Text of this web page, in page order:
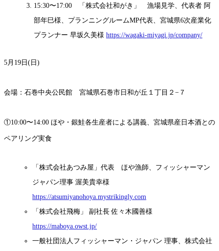
15:30〜17:00 「株式会社和がき」 漁場見学、代表者 阿
部年巳様、プランニングルームMP代表、宮城県6次産業化
プランナー 早坂久美様 https://wagaki-miyagi.jp/company/
5月19日(日)
会場：石巻中央公民館 宮城県石巻市日和が丘１丁目２−７
①10:00〜14:00 ほや・銀鮭各生産者による講義、宮城県産日本酒との
ペアリング実食
「株式会社あつみ屋」代表 ほや漁師、フィッシャーマン
ジャパン理事 渥美貴幸様
https://atsumiyanohoya.mystrikingly.com
「株式会社飛梅」 副社長 佐々木國善様
https://maboya.owst.jp/
一般社団法人フィッシャーマン・ジャパン 理事、株式会社